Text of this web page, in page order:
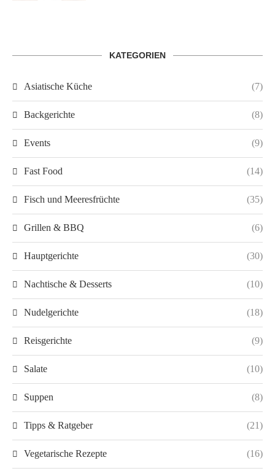
KATEGORIEN
Asiatische Küche (7)
Backgerichte (8)
Events (9)
Fast Food (14)
Fisch und Meeresfrüchte (35)
Grillen & BBQ (6)
Hauptgerichte (30)
Nachtische & Desserts (10)
Nudelgerichte (18)
Reisgerichte (9)
Salate (10)
Suppen (8)
Tipps & Ratgeber (21)
Vegetarische Rezepte (16)